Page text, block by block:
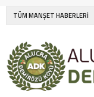
TÜM MANŞET HABERLERİ